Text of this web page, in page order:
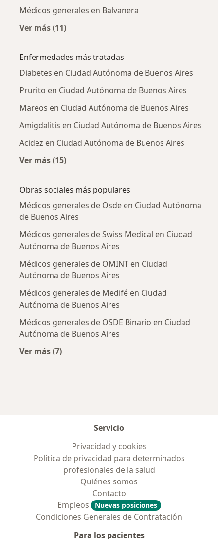
Médicos generales en Balvanera
Ver más (11)
Enfermedades más tratadas
Diabetes en Ciudad Autónoma de Buenos Aires
Prurito en Ciudad Autónoma de Buenos Aires
Mareos en Ciudad Autónoma de Buenos Aires
Amigdalitis en Ciudad Autónoma de Buenos Aires
Acidez en Ciudad Autónoma de Buenos Aires
Ver más (15)
Obras sociales más populares
Médicos generales de Osde en Ciudad Autónoma
de Buenos Aires
Médicos generales de Swiss Medical en Ciudad
Autónoma de Buenos Aires
Médicos generales de OMINT en Ciudad
Autónoma de Buenos Aires
Médicos generales de Medifé en Ciudad
Autónoma de Buenos Aires
Médicos generales de OSDE Binario en Ciudad
Autónoma de Buenos Aires
Ver más (7)
Servicio
Privacidad y cookies
Política de privacidad para determinados
profesionales de la salud
Quiénes somos
Contacto
Empleos
Nuevas posiciones
Condiciones Generales de Contratación
Para los pacientes